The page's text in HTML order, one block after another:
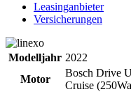
Leasinganbieter
Versicherungen
Modelljahr 2022
Motor
Bosch Drive
Cruise